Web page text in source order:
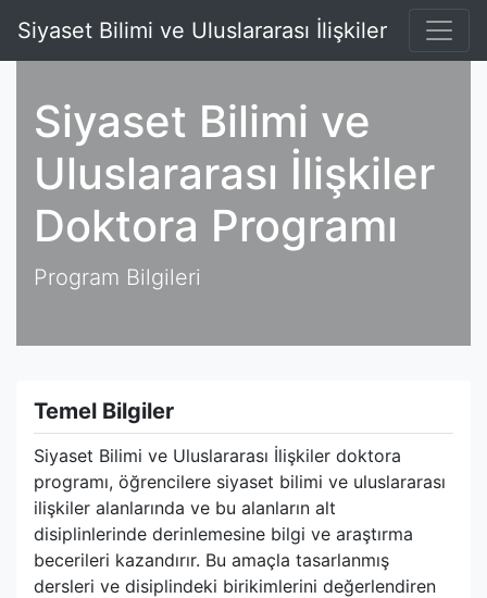
Siyaset Bilimi ve Uluslararası İlişkiler
Siyaset Bilimi ve
Uluslararası İlişkiler
Doktora Programı
Program Bilgileri
Temel Bilgiler
Siyaset Bilimi ve Uluslararası İlişkiler doktora
programı, öğrencilere siyaset bilimi ve uluslararası
ilişkiler alanlarında ve bu alanların alt
disiplinlerinde derinlemesine bilgi ve araştırma
becerileri kazandırır. Bu amaçla tasarlanmış
dersleri ve disiplindeki birikimlerini değerlendiren